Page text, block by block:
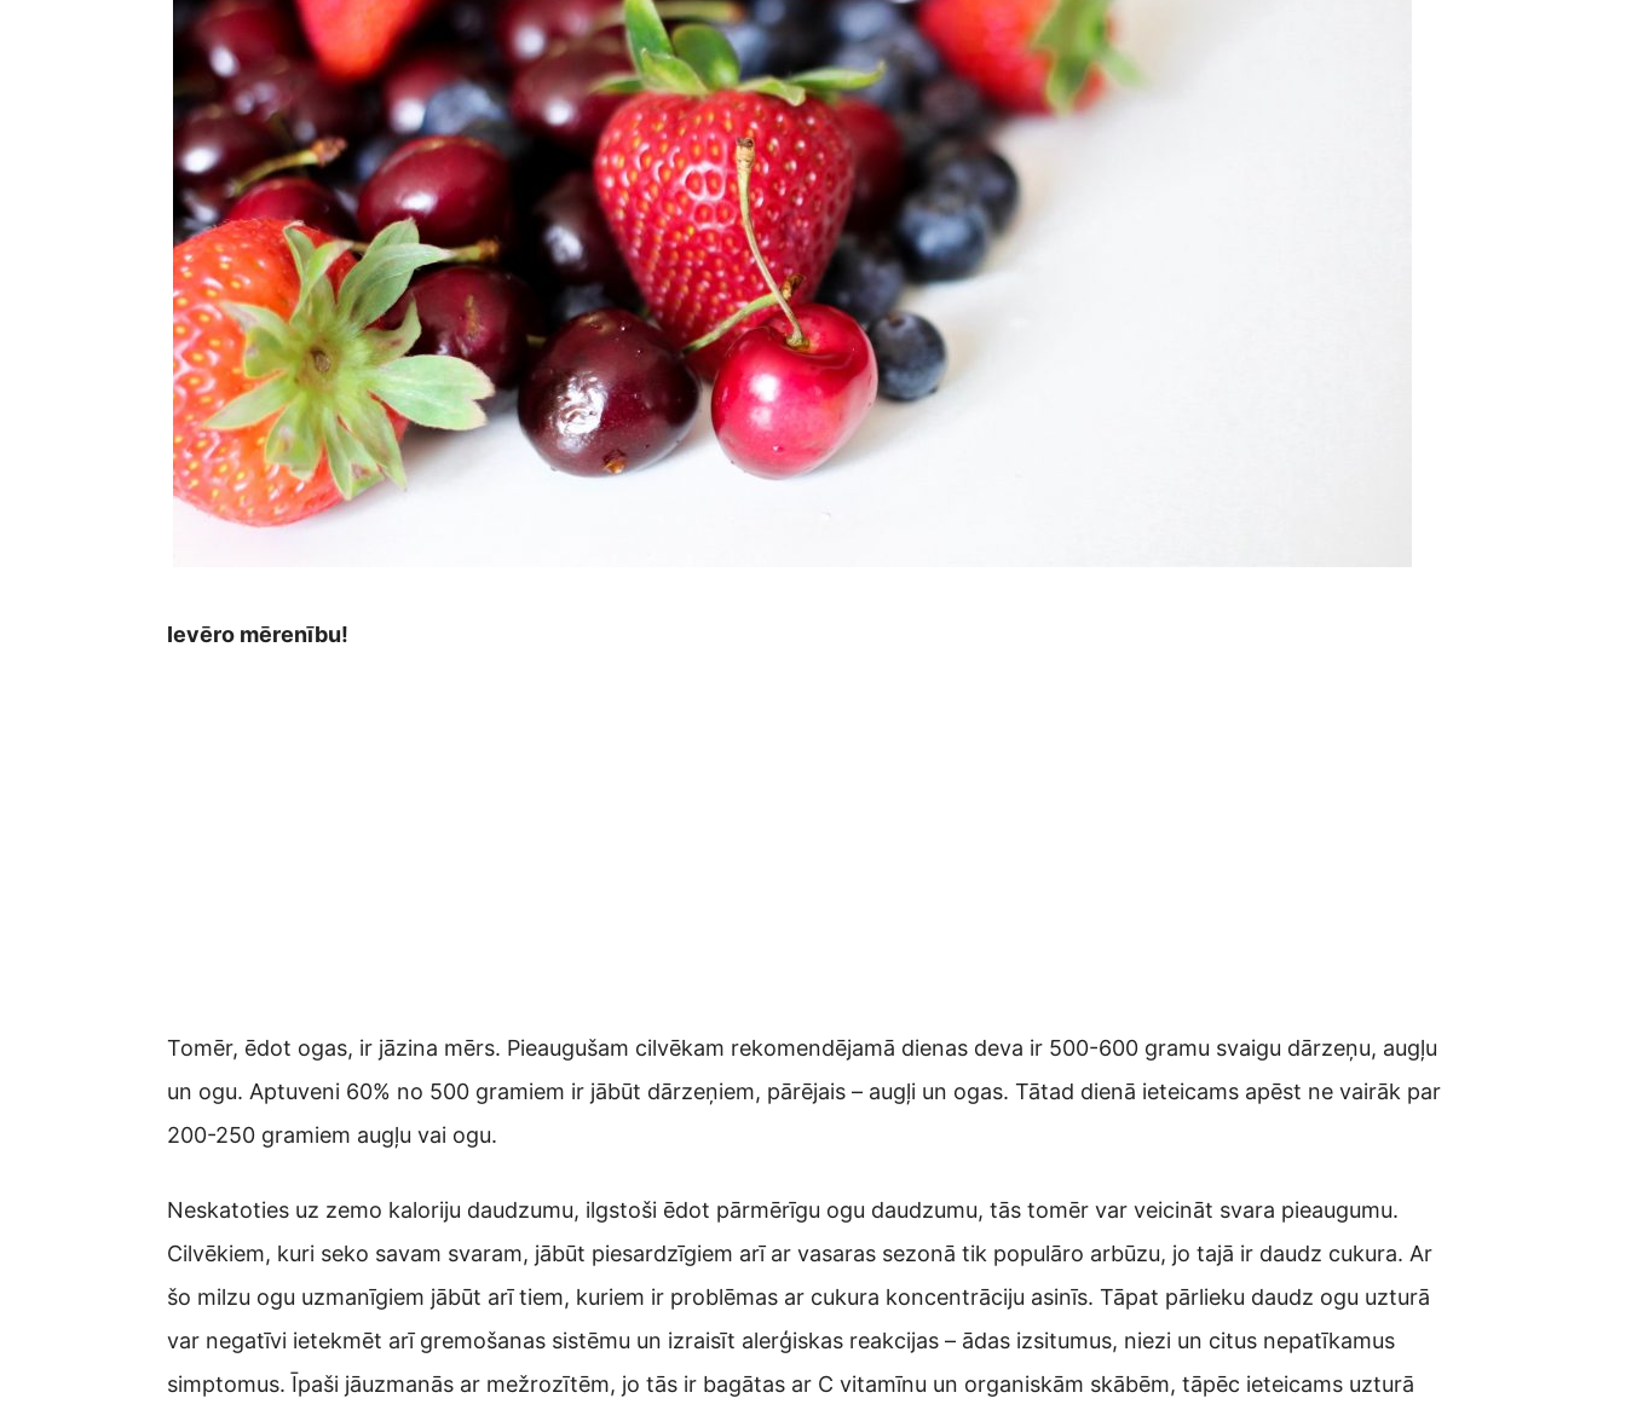
Ievēro mērenību!
Tomēr, ēdot ogas, ir jāzina mērs. Pieaugušam cilvēkam rekomendējamā dienas deva ir 500-600 gramu svaigu dārzeņu, augļu
un ogu. Aptuveni 60% no 500 gramiem ir jābūt dārzeņiem, pārējais – augļi un ogas. Tātad dienā ieteicams apēst ne vairāk par
200-250 gramiem augļu vai ogu.
Neskatoties uz zemo kaloriju daudzumu, ilgstoši ēdot pārmērīgu ogu daudzumu, tās tomēr var veicināt svara pieaugumu.
Cilvēkiem, kuri seko savam svaram, jābūt piesardzīgiem arī ar vasaras sezonā tik populāro arbūzu, jo tajā ir daudz cukura. Ar
šo milzu ogu uzmanīgiem jābūt arī tiem, kuriem ir problēmas ar cukura koncentrāciju asinīs. Tāpat pārlieku daudz ogu uzturā
var negatīvi ietekmēt arī gremošanas sistēmu un izraisīt alerģiskas reakcijas – ādas izsitumus, niezi un citus nepatīkamus
simptomus. Īpaši jāuzmanās ar mežrozītēm, jo tās ir bagātas ar C vitamīnu un organiskām skābēm, tāpēc ieteicams uzturā